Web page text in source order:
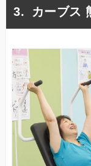
カーブス